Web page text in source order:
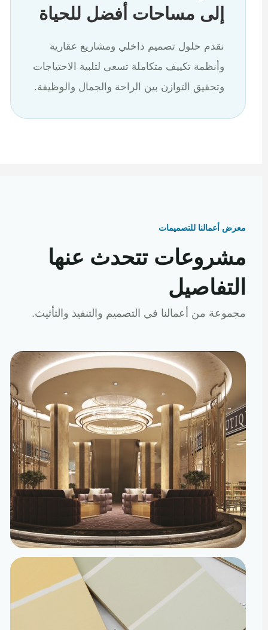
إلى مساحات أفضل للحياة
نقدم حلول تصميم داخلي ومشاريع عقارية
وأنظمة تكييف متكاملة تسعى لتلبية الاحتياجات
وتحقيق التوازن بين الراحة والجمال والوظيفة.
معرض أعمالنا للتصميمات
مشروعات تتحدث عنها
التفاصيل
مجموعة من أعمالنا في التصميم والتنفيذ والتأثيث.
تصميم داخلي
مساحات مصممة لتعيش تفاصيلها